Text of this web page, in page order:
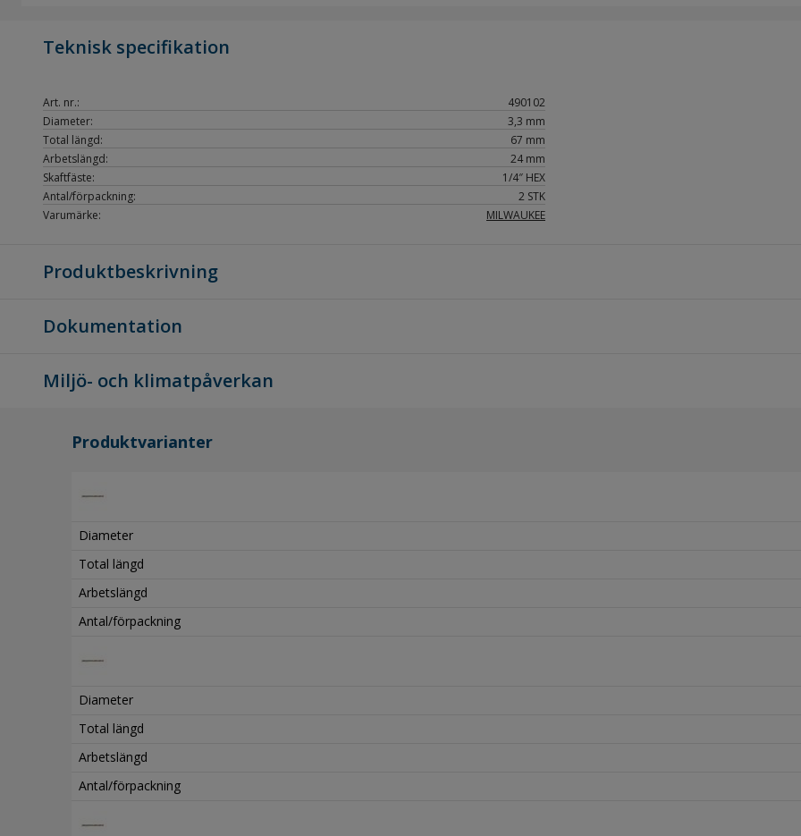
Teknisk specifikation
Art. nr.:
490102
Diameter:
3,3 mm
Total längd:
67 mm
Arbetslängd:
24 mm
Skaftfäste:
1/4″ HEX
Antal/förpackning:
2 STK
Varumärke:
MILWAUKEE
Produktbeskrivning
Dokumentation
Miljö- och klimatpåverkan
Produktvarianter
Diameter
Total längd
Arbetslängd
Antal/förpackning
Diameter
Total längd
Arbetslängd
Antal/förpackning